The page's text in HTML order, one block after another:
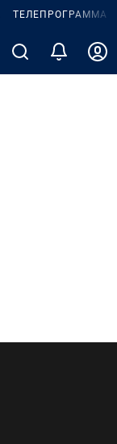
ТЕЛЕПРОГРАММА